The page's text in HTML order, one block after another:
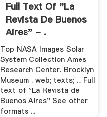
Full Text Of "La
Revista De Buenos
Aires" - .
Top NASA Images Solar
System Collection Ames
Research Center. Brooklyn
Museum . web; texts; ... Full
text of "La Revista de
Buenos Aires" See other
formats ...